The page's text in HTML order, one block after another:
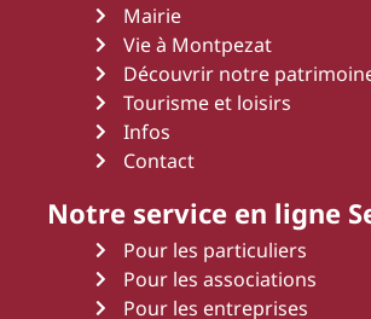
Mairie
Vie à Montpezat
Découvrir notre
Tourisme et loisirs
Infos
Contact
Notre service en ligne
Pour les particuliers
Pour les associations
Pour les entreprises